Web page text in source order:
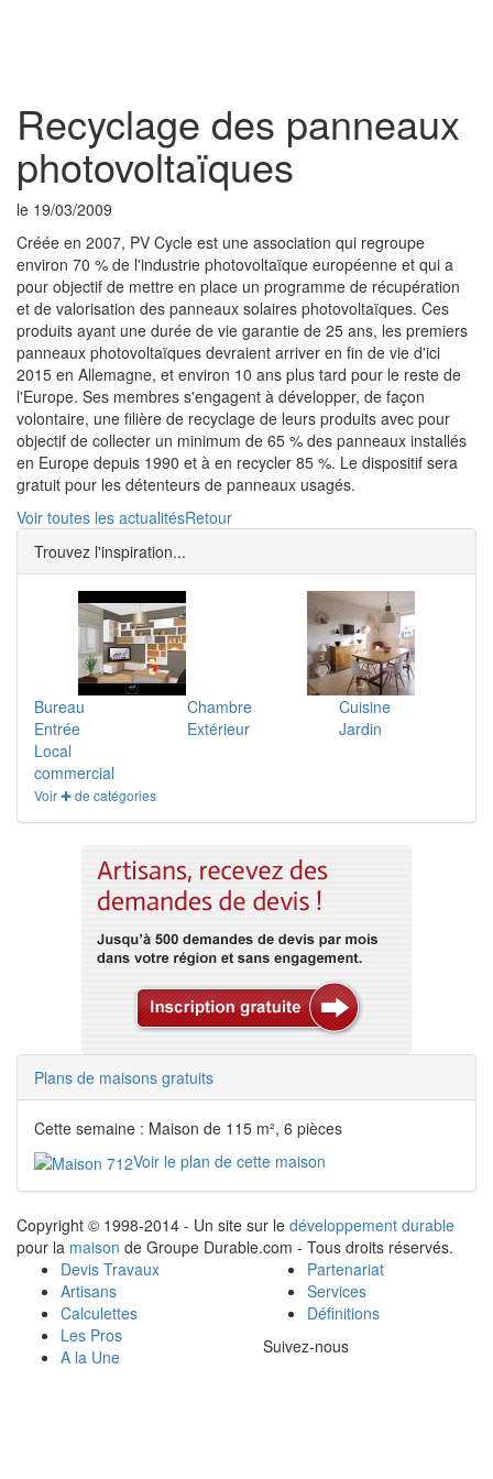
Recyclage des panneaux
photovoltaïques
le 19/03/2009
Créée en 2007, PV Cycle est une association qui regroupe
environ 70 % de l'industrie photovoltaïque européenne et qui a
pour objectif de mettre en place un programme de récupération
et de valorisation des panneaux solaires photovoltaïques. Ces
produits ayant une durée de vie garantie de 25 ans, les premiers
panneaux photovoltaïques devraient arriver en fin de vie d'ici
2015 en Allemagne, et environ 10 ans plus tard pour le reste de
l'Europe. Ses membres s'engagent à développer, de façon
volontaire, une filière de recyclage de leurs produits avec pour
objectif de collecter un minimum de 65 % des panneaux installés
en Europe depuis 1990 et à en recycler 85 %. Le dispositif sera
gratuit pour les détenteurs de panneaux usagés.
Voir toutes les actualitésRetour
Trouvez l'inspiration...
Bureau Chambre
Cuisine
Entrée
Extérieur
Jardin
Local
commercial
Voir ✚ de catégories
Plans de maisons gratuits
Cette semaine : Maison de 115 m², 6 pièces
Voir le plan de cette maison
Copyright © 1998-2014 - Un site sur le développement durable
pour la maison de Groupe Durable.com - Tous droits réservés.
Devis Travaux
Artisans
Calculettes
Les Pros
A la Une
Partenariat
Services
Définitions
Suivez-nous